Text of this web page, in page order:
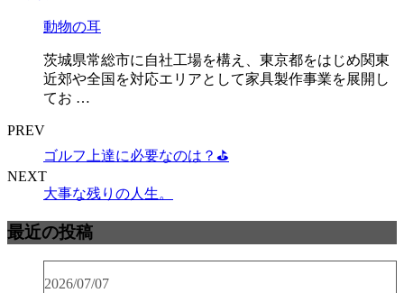
動物の耳
茨城県常総市に自社工場を構え、東京都をはじめ関東
近郊や全国を対応エリアとして家具製作事業を展開し
てお …
PREV
ゴルフ上達に必要なのは？⛳
NEXT
大事な残りの人生。
最近の投稿
2026/07/07